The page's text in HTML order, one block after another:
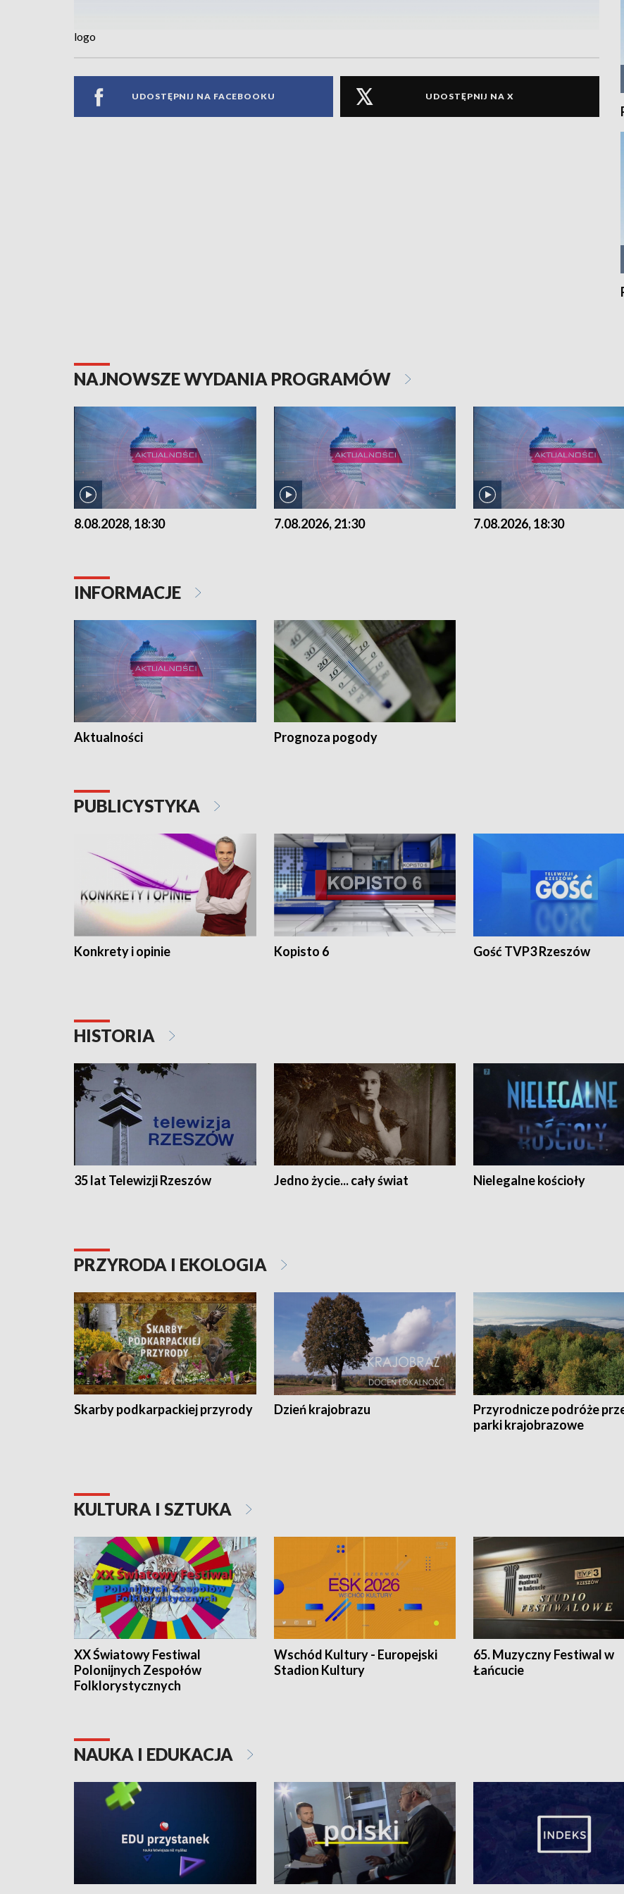
logo
UDOSTĘPNIJ NA FACEBOOKU UDOSTĘPNIJ NA X
NAJNOWSZE WYDANIA PROGRAMÓW
8.08.2028, 18:30 7.08.2026, 21:30 7.08.2026, 18:30
INFORMACJE
Aktualności Prognoza pogody
PUBLICYSTYKA
Konkrety i opinie Kopisto 6 Gość TVP3 Rzeszów
HISTORIA
35 lat Telewizji Rzeszów Jedno życie... cały świat Nielegalne kościoły
PRZYRODA I EKOLOGIA
Skarby podkarpackiej przyrody Dzień krajobrazu
Przyrodnicze podróże
parki krajobrazowe
KULTURA I SZTUKA
XX Światowy Festiwal
Polonijnych Zespołów
Folklorystycznych
Wschód Kultury - Europejski
Stadion Kultury
65. Muzyczny Festiwal w
Łańcucie
NAUKA I EDUKACJA